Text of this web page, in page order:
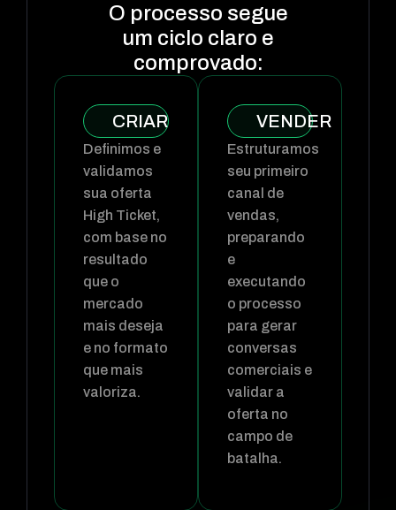
O processo segue
um ciclo claro e
comprovado:
CRIAR
Definimos e
validamos
sua oferta
High Ticket,
com base no
resultado
que o
mercado
mais deseja
e no formato
que mais
valoriza.
VENDER
Estruturamos
seu primeiro
canal de
vendas,
preparando
e
executando
o processo
para gerar
conversas
comerciais e
validar a
oferta no
campo de
batalha.